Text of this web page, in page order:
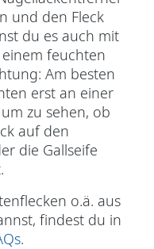
und den Fleck
du es auch mit
feuchten
Am besten
erst an einer
zu sehen, ob
auf den
die Gallseife
o.ä. aus
findest du in
.